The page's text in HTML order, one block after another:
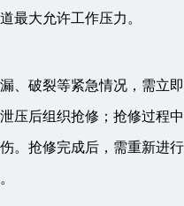
最大允许工作压力。
、破裂等紧急情况，需立即
压后组织抢修；抢修过程中
。抢修完成后，需重新进行